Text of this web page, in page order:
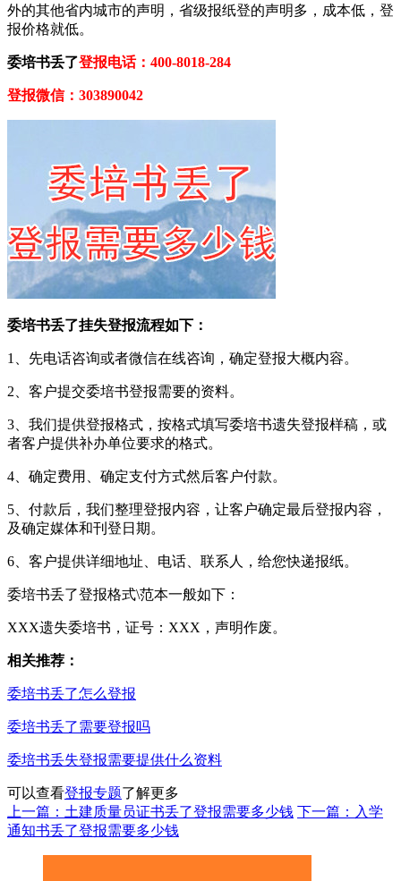
外的其他省内城市的声明，省级报纸登的声明多，成本低，登
报价格就低。
委培书丢了登报电话：400-8018-284
登报微信：303890042
委培书丢了挂失登报流程如下：
1、先电话咨询或者微信在线咨询，确定登报大概内容。
2、客户提交委培书登报需要的资料。
3、我们提供登报格式，按格式填写委培书遗失登报样稿，或
者客户提供补办单位要求的格式。
4、确定费用、确定支付方式然后客户付款。
5、付款后，我们整理登报内容，让客户确定最后登报内容，
及确定媒体和刊登日期。
6、客户提供详细地址、电话、联系人，给您快递报纸。
委培书丢了登报格式\范本一般如下：
XXX遗失委培书，证号：XXX，声明作废。
相关推荐：
委培书丢了怎么登报
委培书丢了需要登报吗
委培书丢失登报需要提供什么资料
可以查看登报专题了解更多
上一篇：土建质量员证书丢了登报需要多少钱 下一篇：入学
通知书丢了登报需要多少钱